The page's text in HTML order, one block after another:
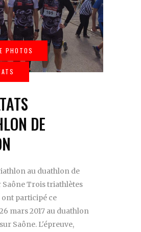
DE
au duathlon de
Saône Trois triathlètes
participé ce
mars 2017 au duathlon
Saône. L'épreuve,